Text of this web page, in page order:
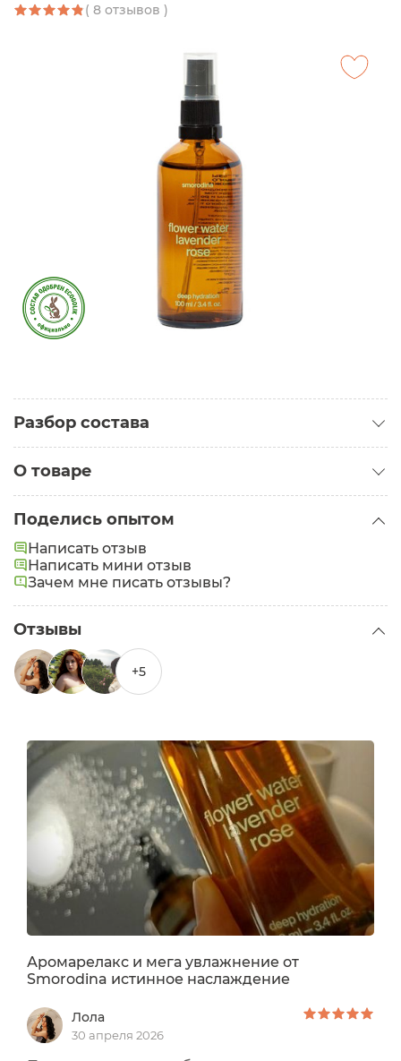
( 8 отзывов )
Разбор состава
О товаре
Состав:
Lavandula Angustifolia Flower Water (гидролат
лаванды), Dehydroacetic Acid (and) Benzyl Alcohol
(and) Water*.
Поделись опытом
Написать отзыв
Написать мини отзыв
Зачем мне писать отзывы?
Отзывы
+5
Аромарелакс и мега увлажнение от
Smorodina истинное наслаждение
Лола
30 апреля 2026